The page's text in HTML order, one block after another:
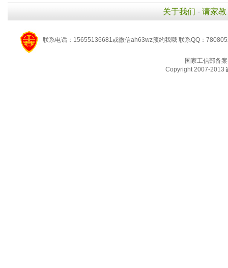
关于我们 - 请家教
联系电话：15655136681或微信ah63wz预约我哦 联系QQ：
国家工信部备
Copyright 2007-2013